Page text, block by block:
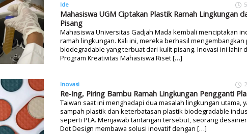
Ide
Mahasiswa UGM Ciptakan Plastik Ramah Lingkungan
Pisang
Mahasiswa Universitas Gadjah Mada kembali menciptakan
ramah lingkungan. Kali ini, mereka berhasil mengembangkan
biodegradable yang terbuat dari kulit pisang. Inovasi ini lahir
Program Kreativitas Mahasiswa Riset […]
Inovasi
Re-Ing, Piring Bambu Ramah Lingkungan Pengganti
Taiwan saat ini menghadapi dua masalah lingkungan utama,
sampah plastik dan keterbatasan plastik biodegradable
seperti PLA. Menjawab tantangan tersebut, seorang
Dot Design membawa solusi inovatif dengan […]